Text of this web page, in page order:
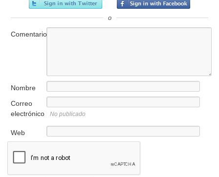
o
Comentario
Nombre
Correo
electrónico
No publicado
Web